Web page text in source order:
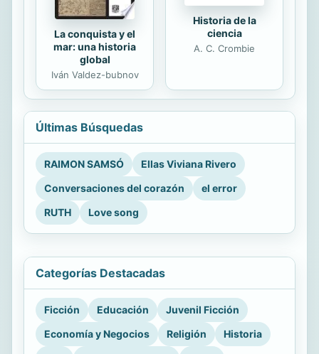
La conquista y el
mar: una historia
global
Iván Valdez-bubnov
Historia de la
ciencia
A. C. Crombie
Últimas Búsquedas
RAIMON SAMSÓ
Ellas Viviana Rivero
Conversaciones del corazón
el error
RUTH
Love song
Categorías Destacadas
Ficción Educación
Juvenil Ficción
Economía y Negocios
Religión
Historia